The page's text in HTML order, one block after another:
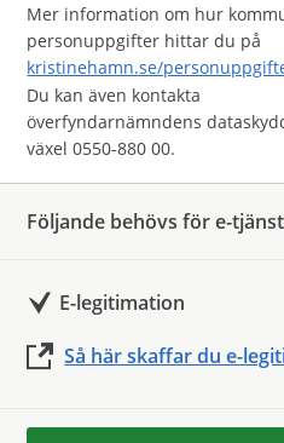
Mer information om hur
personuppgifter hittar du på
kristinehamn.se/
Du kan även kontakta
överfyndarnämndens
växel 0550-880 00.
Följande behövs för e-
E-legitimation
Så här skaffar du e-